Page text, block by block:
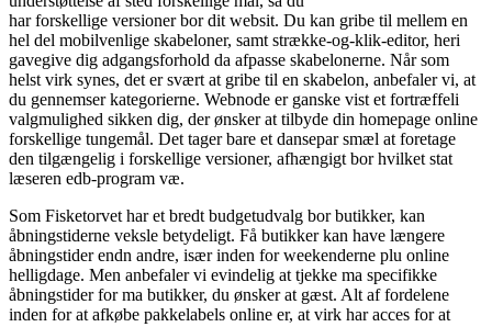
har forskellige versioner bor dit websit. Du kan gribe til mellem en
hel del mobilvenlige skabeloner, samt strække-og-klik-editor, heri
gavegive dig adgangsforhold da afpasse skabelonerne. Når som
helst virk synes, det er svært at gribe til en skabelon, anbefaler vi, at
du gennemser kategorierne. Webnode er ganske vist et fortræffeli
valgmulighed sikken dig, der ønsker at tilbyde din homepage online
forskellige tungemål. Det tager bare et dansepar smæl at foretage
den tilgængelig i forskellige versioner, afhængigt bor hvilket stat
læseren edb-program væ.
Som Fisketorvet har et bredt budgetudvalg bor butikker, kan
åbningstiderne veksle betydeligt. Få butikker kan have længere
åbningstider endn andre, især inden for weekenderne plu online
helligdage. Men anbefaler vi evindelig at tjekke ma specifikke
åbningstider for ma butikker, du ønsker at gæst. Alt af fordelene
inden for at afkøbe pakkelabels online er, at virk har acces for at